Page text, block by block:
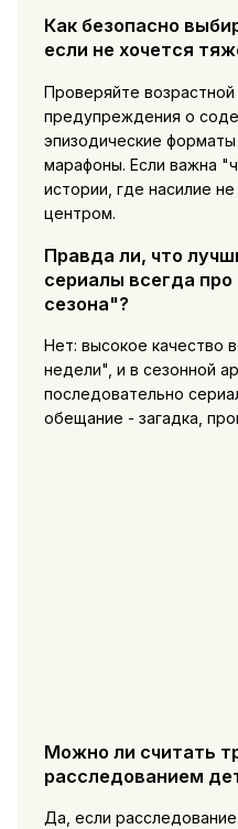
Как безопасно
если не хочется
Проверяйте возрастной
предупреждения о
эпизодические форматы
марафоны. Если важна
истории, где насилие
центром.
Правда ли, что
сериалы всегда
сезона"?
Нет: высокое качество
недели", и в сезонной
последовательно
обещание - загадка,
Можно ли считать
расследованием
Да, если